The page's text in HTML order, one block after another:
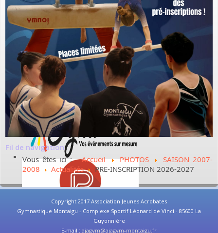
Fil de navigation
Vous êtes ici :Accueil PHOTOS
SAISON 2007-
2008
Actualités PRE-INSCRIPTION 2026-2027
Copyright 2017 Association Jeunes Acrobates
Gymnastique Montaigu - Complexe Sportif Léonard de Vinci - 85600 La
Guyonnière
E-mail : ajagym@ajagym-montaigu.fr